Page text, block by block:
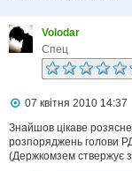
Volodar
Спец
П
в
і
д
о
07 квітня 2010 14:37
Знайшов цікаве
розпоряджень голови
(Держкомзем ствержує